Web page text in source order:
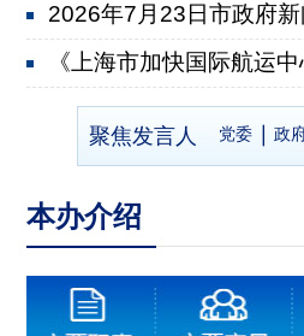
2026年7月23日市政府
2026年7月22日市政府
2026年7月8日市政府新
聚焦发言人 党委 政
本办介绍